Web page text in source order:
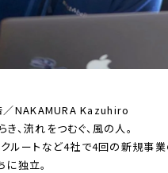
／NAKAMURA Kazuhiro
き、流れをつむぐ、風の人。
クルートなど4社で4回の新規事
に独立。